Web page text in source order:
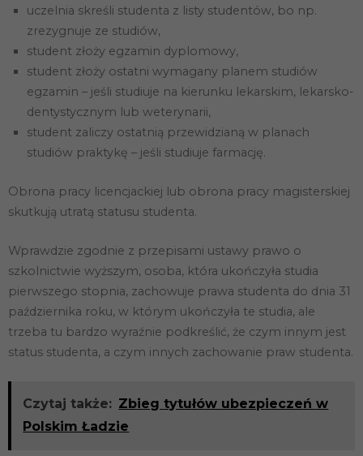
uczelnia skreśli studenta z listy studentów, bo np.
zrezygnuje ze studiów,
student złoży egzamin dyplomowy,
student złoży ostatni wymagany planem studiów
egzamin – jeśli studiuje na kierunku lekarskim, lekarsko-
dentystycznym lub weterynarii,
student zaliczy ostatnią przewidzianą w planach
studiów praktykę – jeśli studiuje farmację.
Obrona pracy licencjackiej lub obrona pracy magisterskiej
skutkują utratą statusu studenta.
Wprawdzie zgodnie z przepisami ustawy prawo o
szkolnictwie wyższym, osoba, która ukończyła studia
pierwszego stopnia, zachowuje prawa studenta do dnia 31
października roku, w którym ukończyła te studia, ale
trzeba tu bardzo wyraźnie podkreślić, że czym innym jest
status studenta, a czym innych zachowanie praw studenta.
Czytaj także: Zbieg tytułów ubezpieczeń w
Polskim Ładzie
Konieczne
nie są
opcjonalne. Są
one potrzebne
strony
Statystyka
Abyśmy mogli
poprawić
funkcjonalność
i strukturę
strony
internetowej,
na podstawie
używana.